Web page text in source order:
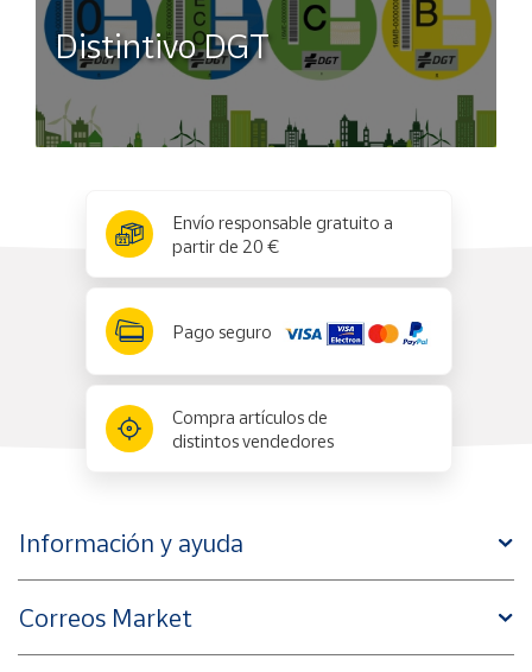
Distintivo DGT
Envío responsable gratuito a
partir de 20 €
Pago seguro
Compra artículos de
distintos vendedores
Información y ayuda
Correos Market